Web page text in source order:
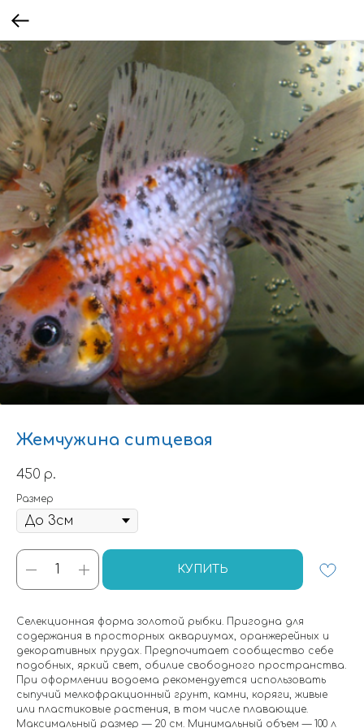
Жемчужина ситцевая
450 р.
Размер
КУПИТЬ
Селекционная форма золотой рыбки. Пригодна для
содержания в просторных аквариумах, оранжерейных и
декоративных прудах. Предпочитает сообщество себе
подобных, яркий свет, обилие свободного пространства.
При оформлении водоема рекомендуется использовать
сыпучий мелкофракционный грунт, камни, коряги, живые
или пластиковые растения, в том числе плавающие.
Максимальный размер — 20 см. Минимальный объем — 100 л